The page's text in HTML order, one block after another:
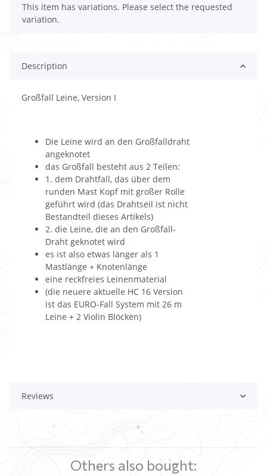
x
This item has variations. Please select the requested
variation.
Description
Großfall Leine, Version I
Die Leine wird an den Großfalldraht
angeknotet
das Großfall besteht aus 2 Teilen:
1. dem Drahtfall, das über dem
runden Mast Kopf mit großer Rolle
geführt wird (das Drahtseil ist nicht
Bestandteil dieses Artikels)
2. die Leine, die an den Großfall-
Draht geknotet wird
es ist also etwas länger als 1
Mastlänge + Knotenlänge
eine reckfreies Leinenmaterial
(die neuere aktuelle HC 16 Version
ist das EURO-Fall System mit 26 m
Leine + 2 Violin Blöcken)
Reviews
Others also bought: